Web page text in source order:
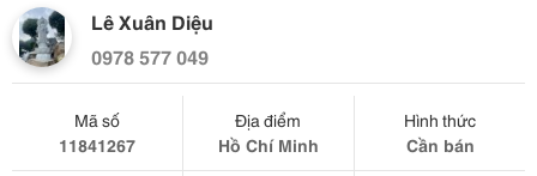
Lê Xuân Diệu
0978 577 049
Mã số
11841267
Địa điểm
Hồ Chí Minh
Hình thức
Cần bán